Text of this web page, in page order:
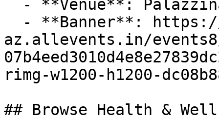
az.allevents.in/events8/
rimg-w1200-h1200-
## Browse Health &